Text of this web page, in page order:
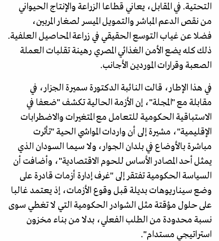
التحتية. في المقابل، يعاني قطاعا الزراعة والإنتاج الحيواني
من نقص الدعم المباشر والتمويل الميسر لصغار المربين،
فضلا عن غياب التوسع الحقيقي في زراعة المحاصيل العلفية.
ذلك كله يضع الأمن الغذائي المصري رهينة تقلبات العملة
الصعبة وقرارات الموردين الأجانب.
في هذا الإطار، قالت النائبة الدكتورة سميرة الجزار، في
مقابلة مع "المجلة"، إن الأزمة الحالية تكشف "ضعفا في
الاستباقية الحكومية للتعامل مع المتغيرات والاضطرابات
الإقليمية"، مشيرة إلى أن واردات المواشي الحية "تأثرت
مباشرة بالأوضاع في بلدان الجوار، ولا سيما السودان الذي
يمثل أحد المصادر الأساس للحوم الاقتصادية"، وأضافت أن
السياسة الحكومية تفتقر إلى "غرف إدارة أزمات قادرة على
وضع سيناريوهات بديلة قبل وقوع الأزمات، إذ يعتمد غالبا
على حلول مؤقتة مثل الشوادر الحكومية التي لا تغطي سوى
نسبة محدودة من الطلب الفعلي، بدلا من بناء مخزون
استراتيجي مستدام".